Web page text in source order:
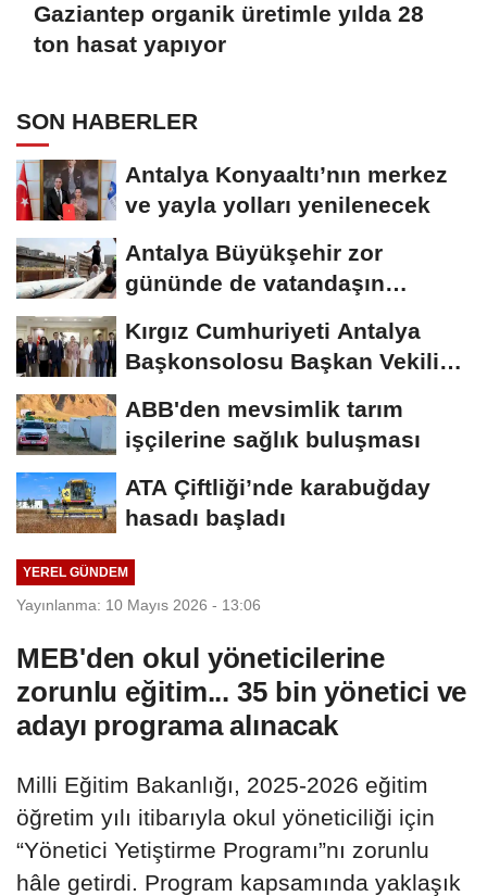
Gaziantep organik üretimle yılda 28
ton hasat yapıyor
SON HABERLER
Antalya Konyaaltı’nın merkez
ve yayla yolları yenilenecek
Antalya Büyükşehir zor
gününde de vatandaşın
Kırgız Cumhuriyeti Antalya
Başkonsolosu Başkan Vekili
ABB'den mevsimlik tarım
işçilerine sağlık buluşması
ATA Çiftliği’nde karabuğday
hasadı başladı
YEREL GÜNDEM
Yayınlanma: 10 Mayıs 2026 - 13:06
MEB'den okul yöneticilerine
zorunlu eğitim... 35 bin yönetici ve
adayı programa alınacak
Milli Eğitim Bakanlığı, 2025-2026 eğitim
öğretim yılı itibarıyla okul yöneticiliği için
“Yönetici Yetiştirme Programı”nı zorunlu
hâle getirdi. Program kapsamında yaklaşık